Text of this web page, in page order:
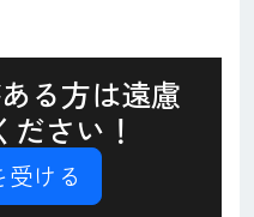
る方は遠慮
さい！
ける